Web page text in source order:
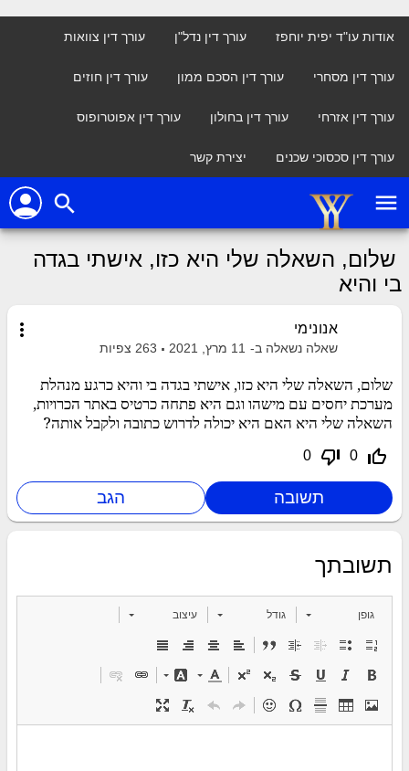
אודות עו"ד יפית יוחפז עורך דין נדל"ן עורך דין צוואות
עורך דין מסחרי עורך דין הסכם ממון עורך דין חוזים
עורך דין אזרחי עורך דין בחולון עורך דין אפוטרופוס
עורך דין סכסוכי שכנים יצירת קשר
menu
search
person
שלום, השאלה שלי היא כזו, אישתי בגדה
בי והיא
more_vert אנונימי
שאלה נשאלה ב- 11 מרץ, 2021 263 צפיות
שלום, השאלה שלי היא כזו, אישתי בגדה בי והיא כרגע מנהלת
מערכת יחסים עם מישהו וגם היא פתחה כרטיס באתר הכרויות,
השאלה שלי היא האם היא יכולה לדרוש כתובה ולקבל אותה?
thumb_up_off_alt
0
thumb_down_off_alt
0
תשובתך
גופן גודל עיצוב